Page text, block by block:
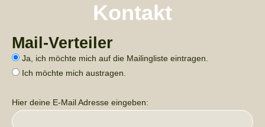
Kontakt
Mail-Verteiler
Ja, ich möchte mich auf die Mailingliste eintragen.
Ich möchte mich austragen.
Hier deine E-Mail Adresse eingeben: